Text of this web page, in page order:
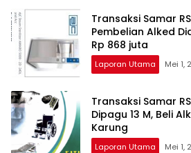
Transaksi Samar
Pembelian Alked
Rp 868 juta
Laporan Utama Mei 1,
Transaksi Samar
Dipagu 13 M, Beli
Karung
Laporan Utama Mei 1,